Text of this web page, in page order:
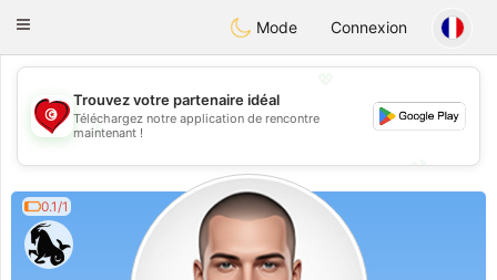
Tunisia Dating
Toggle
Mode Connexion
💖
💕
💕
Trouvez votre partenaire idéal
Téléchargez notre application de rencontre
maintenant !
0.1/1